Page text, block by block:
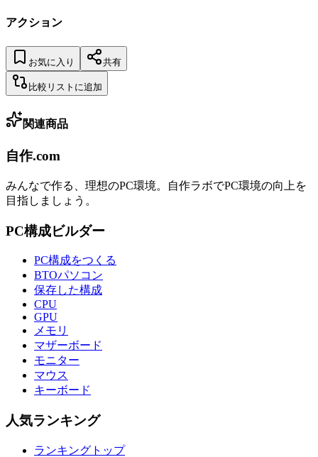
アクション
お気に入り 共有
比較リストに追加
関連商品
自作.com
みんなで作る、理想のPC環境。 自作ラボでPC環境の向上を
目指しましょう。
PC構成ビルダー
PC構成をつくる
BTOパソコン
保存した構成
CPU
GPU
メモリ
マザーボード
モニター
マウス
キーボード
人気ランキング
ランキングトップ